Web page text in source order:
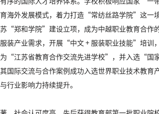
海外发展模式，着力打造“常纺丝路学院”这一
“郑和学院”建设立项，成为中越职业教育合作
装产业需求，开展“中文 + 服装职业技能”培训
“江苏省教育合作交流先进学校”，并入选“国
国际交流与合作案例成功入选世界职业技术教育
行业影响力持续提升。